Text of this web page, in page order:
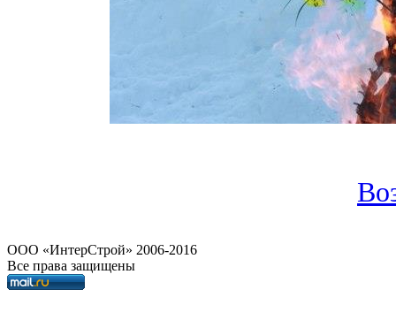
OOO «ИнтерСтрой» 2006-2016
Все права защищены